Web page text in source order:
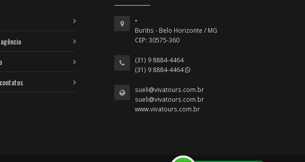
•
Buritis - Belo Horizonte / MG
CEP: 30575-360
(31) 9 8884-4464
(31) 9 8884-4464
sueli@vivatours.com.br
sueli@vivatours.com.br
www.vivatours.com.br